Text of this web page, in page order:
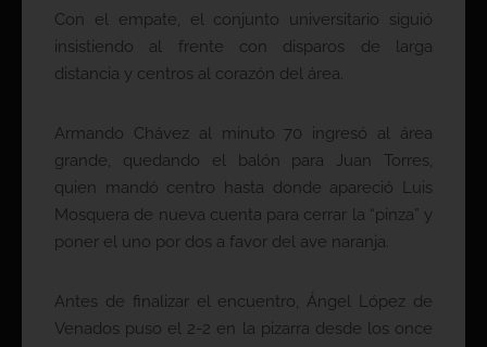
Con el empate, el conjunto universitario siguió
insistiendo al frente con disparos de larga
distancia y centros al corazón del área.
Armando Chávez al minuto 70 ingresó al área
grande, quedando el balón para Juan Torres,
quien mandó centro hasta donde apareció Luis
Mosquera de nueva cuenta para cerrar la “pinza” y
poner el uno por dos a favor del ave naranja.
Antes de finalizar el encuentro, Ángel López de
Venados puso el 2-2 en la pizarra desde los once